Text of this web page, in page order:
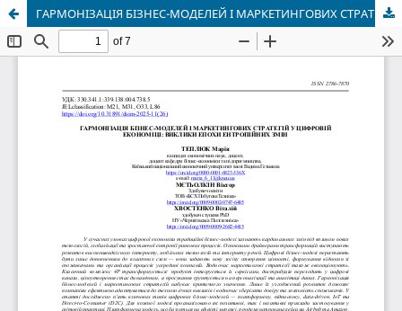
ГАРМОНІЗАЦІЯ БІЗНЕС-МОДЕЛЕЙ І МАРКЕТИНГОВИХ СТРАТЕГІЙ У ЦИФРОВІЙ ЕКОНОМІЦІ: ВИКЛИКИ ЕПОХИ ЕНТРОПІЙНИХ ЗМІН